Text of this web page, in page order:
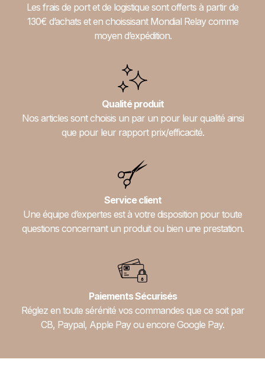
Les frais de port et de logistique sont offerts à partir de
130€ d’achats et en choissisant Mondial Relay comme
moyen d’expédition.
Qualité produit
Nos articles sont choisis un par un pour leur qualité ainsi
que pour leur rapport prix/efficacité.
Service client
Une équipe d’expertes est à votre disposition pour toute
questions concernant un produit ou bien une prestation.
Paiements Sécurisés
Réglez en toute sérénité vos commandes que ce soit par
CB, Paypal, Apple Pay ou encore Google Pay.